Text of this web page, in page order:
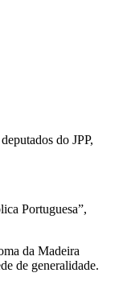
do JPP,
Portuguesa”,
da Madeira
de generalidade.